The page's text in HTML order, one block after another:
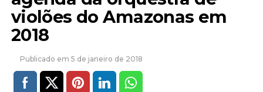
violões do Amazonas em
2018
5 de janeiro de 2018